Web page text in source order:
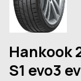
Hankook
S1 evo3